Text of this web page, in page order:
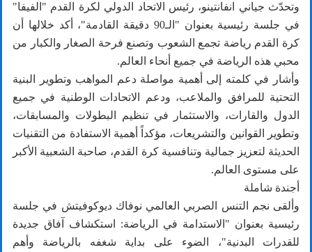
وتحدّث جياني انفانتينو، رئيس الاتحاد الدولي لكرة القدم "الفيفا"
في جلسة رئيسية بعنوان "الـ90 دقيقة القادمة"، أكد خلالها أن
كرة القدم رياضة تجمع الشعوب وتصنع فرحة الصغار والكبار من
محبي هذه الرياضة في جميع أنحاء العالم.
وأشار في كلمته إلى أهمية مواصلة دعم المواهب وتطوير البنية
التحتية للمرافق والملاعب، ودعم الاتحادات الوطنية في جميع
الدول والقارات، والاستثمار في تنظيم البطولات والمسابقات،
وتطوير القوانين والتشريعات، مؤكداً أهمية الاستفادة من التقنيات
الحديثة لتعزيز جمالية وتنافسية كرة القدم، صاحبة الشعبية الأكبر
على مستوى العالم.
أجندة شاملة
وألقى نجم التنس الصربي العالمي نوفاك ديوكوفيتش في جلسة
رئيسية بعنوان "الاستدامة في الرياضة: استكشاف آفاق جديدة
للقدرات البدنية"، الضوء على بداية شغفه بالرياضة وأهم